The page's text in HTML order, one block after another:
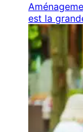
est la